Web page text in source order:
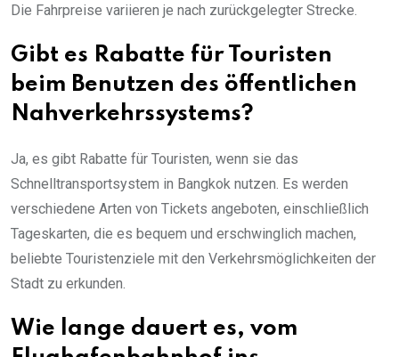
Die Fahrpreise variieren je nach zurückgelegter Strecke.
Gibt es Rabatte für Touristen
beim Benutzen des öffentlichen
Nahverkehrssystems?
Ja, es gibt Rabatte für Touristen, wenn sie das
Schnelltransportsystem in Bangkok nutzen. Es werden
verschiedene Arten von Tickets angeboten, einschließlich
Tageskarten, die es bequem und erschwinglich machen,
beliebte Touristenziele mit den Verkehrsmöglichkeiten der
Stadt zu erkunden.
Wie lange dauert es, vom